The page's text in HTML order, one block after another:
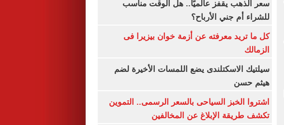
سعر الذهب يقفز عالميًا.. هل الوقت مناسب
للشراء أم جني الأرباح؟
كل ما تريد معرفته عن أزمة خوان بيزيرا فى
الزمالك
سيلتيك الاسكتلندى يضع اللمسات الأخيرة لضم
هيثم حسن
اشتروا الخبز السياحى بالسعر الرسمى.. التموين
تكشف طريقة الإبلاغ عن المخالفين